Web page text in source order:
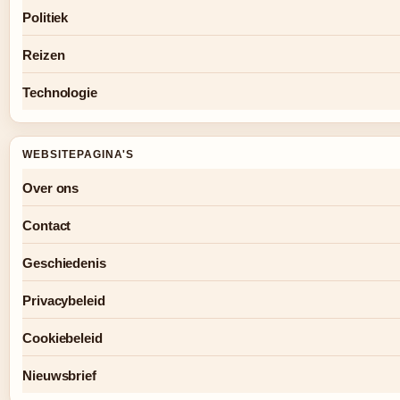
Politiek
Reizen
Technologie
WEBSITEPAGINA'S
Over ons
Contact
Geschiedenis
Privacybeleid
Cookiebeleid
Nieuwsbrief